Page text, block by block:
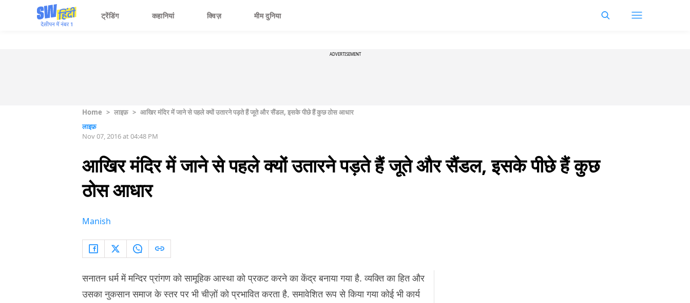
ट्रेंडिंग कहानियां क्विज़ मीम दुनिया
ADVERTISEMENT
Home > लाइफ़ > आखिर मंदिर में जाने से पहले क्यों उतारने पड़ते हैं जूते और सैंडल, इसके पीछे हैं कुछ ठोस आधार
लाइफ़
Nov 07, 2016 at 04:48 PM
आखिर मंदिर में जाने से पहले क्यों उतारने पड़ते हैं जूते और सैंडल, इसके पीछे हैं कुछ
ठोस आधार
Manish
सनातन धर्म में मन्दिर प्रांगण को सामूहिक आस्था को प्रकट करने का केंद्र बनाया गया है. व्यक्ति का हित और
उसका नुकसान समाज के स्तर पर भी चीज़ों को प्रभावित करता है. समावेशित रूप से किया गया कोई भी कार्य